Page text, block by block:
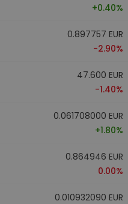
+0.40%
0.897757 EUR
-2.90%
47.600 EUR
-1.40%
0.061708000 EUR
+1.80%
0.864946 EUR
0.00%
0.010932090 EUR